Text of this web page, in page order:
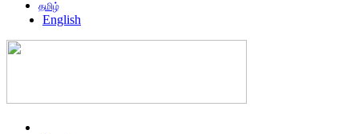
தமிழ்
English